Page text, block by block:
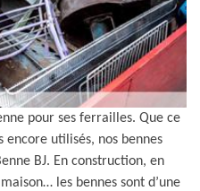
pour ses ferrailles. Que ce
encore utilisés, nos bennes
BJ. En construction, en
les bennes sont d’une